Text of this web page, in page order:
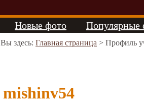
Новые фото Популярные
Вы здесь: Главная страница > Профиль
mishinv54